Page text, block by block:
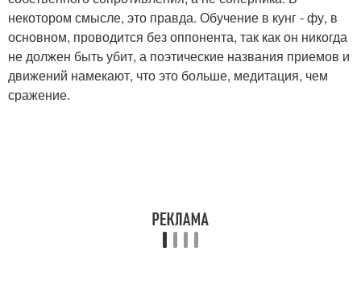
некотором смысле, это правда. Обучение в кунг - фу, в
основном, проводится без оппонента, так как он никогда
не должен быть убит, а поэтические названия приемов и
движений намекают, что это больше, медитация, чем
сражение.